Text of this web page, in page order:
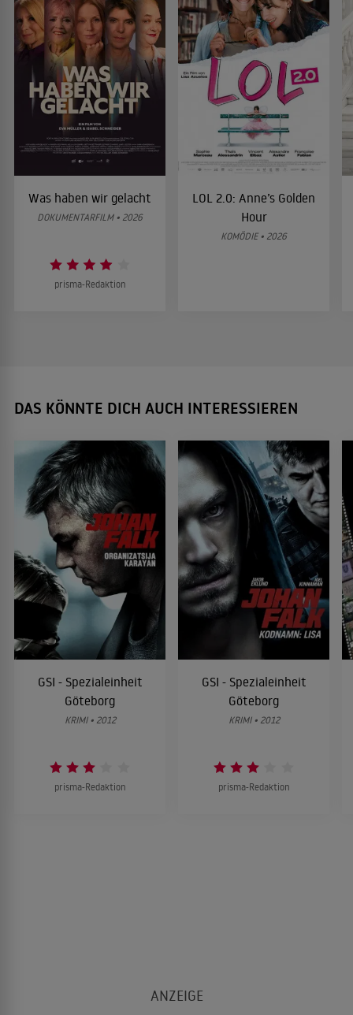
Was haben wir gelacht
DOKUMENTARFILM • 2026
prisma-Redaktion
LOL 2.0: Anne’s Golden
Hour
KOMÖDIE • 2026
DAS KÖNNTE DICH AUCH INTERESSIEREN
GSI - Spezialeinheit
Göteborg
KRIMI • 2012
prisma-Redaktion
GSI - Spezialeinheit
Göteborg
KRIMI • 2012
prisma-Redaktion